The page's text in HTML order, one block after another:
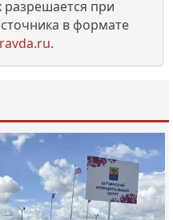
разрешается при
в формате
.